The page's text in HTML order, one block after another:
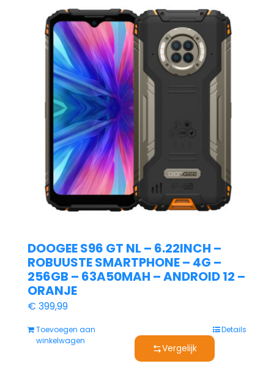
DOOGEE S96 GT NL – 6.22INCH –
ROBUUSTE SMARTPHONE – 4G –
256GB – 63A50MAH – ANDROID 12 –
ORANJE
€ 399,99
Toevoegen aan
winkelwagen
Details
Vergelijk